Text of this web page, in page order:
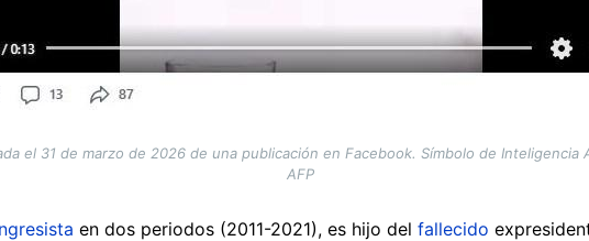
el 31 de marzo de 2026 de una publicación en Facebook. Símbolo de Inteligencia
AFP
en dos periodos (2011-2021), es hijo del fallecido